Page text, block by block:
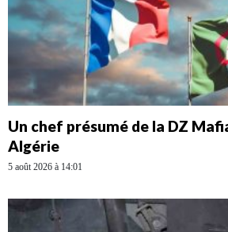
Un chef présumé de la DZ
Algérie
5 août 2026 à 14:01